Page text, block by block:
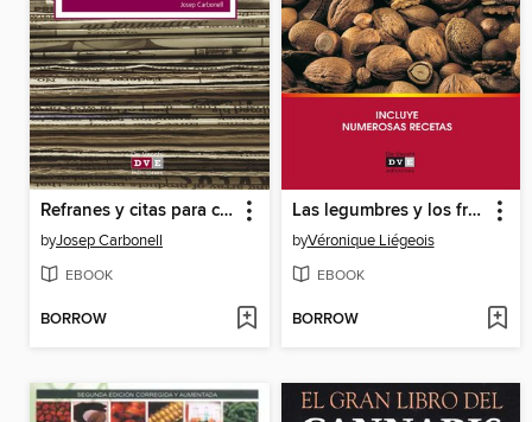
Refranes y citas para cada ocasión
byJosep Carbonell
EBOOK
BORROW
Las legumbres y los frutos secos. Una alternativa para comer sano
byVéronique Liégeois
EBOOK
BORROW